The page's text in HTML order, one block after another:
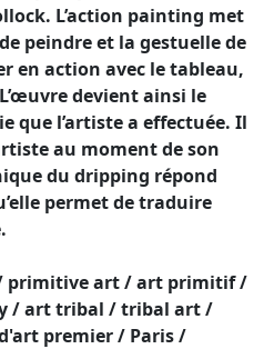
L’action painting met
peindre et la gestuelle de
en action avec le tableau,
devient ainsi le
que l’artiste a effectuée. Il
au moment de son
du dripping répond
permet de traduire
primitive art / art primitif /
/ art tribal / tribal art /
premier / Paris /